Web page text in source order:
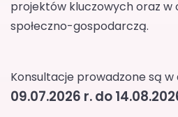
projektów kluczowych oraz w
społeczno-gospodarczą.
Konsultacje prowadzone są w
09.07.2026 r. do